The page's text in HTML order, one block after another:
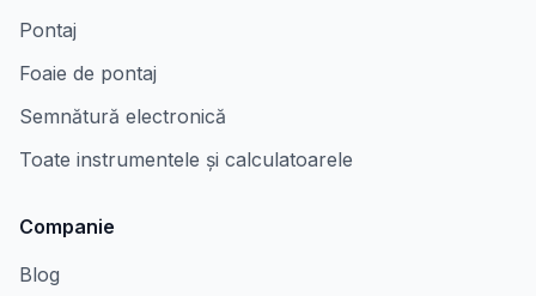
Pontaj
Foaie de pontaj
Semnătură electronică
Toate instrumentele și calculatoarele
Companie
Blog